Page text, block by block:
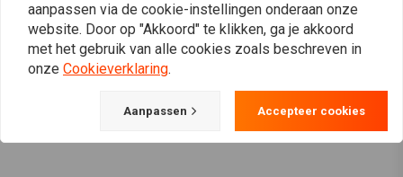
€528,81 €406,95
aanpassen via de cookie-instellingen onderaan onze
website. Door op "Akkoord" te klikken, ga je akkoord
met het gebruik van alle cookies zoals beschreven in
onze Cookieverklaring.
Aanpassen Accepteer cookies